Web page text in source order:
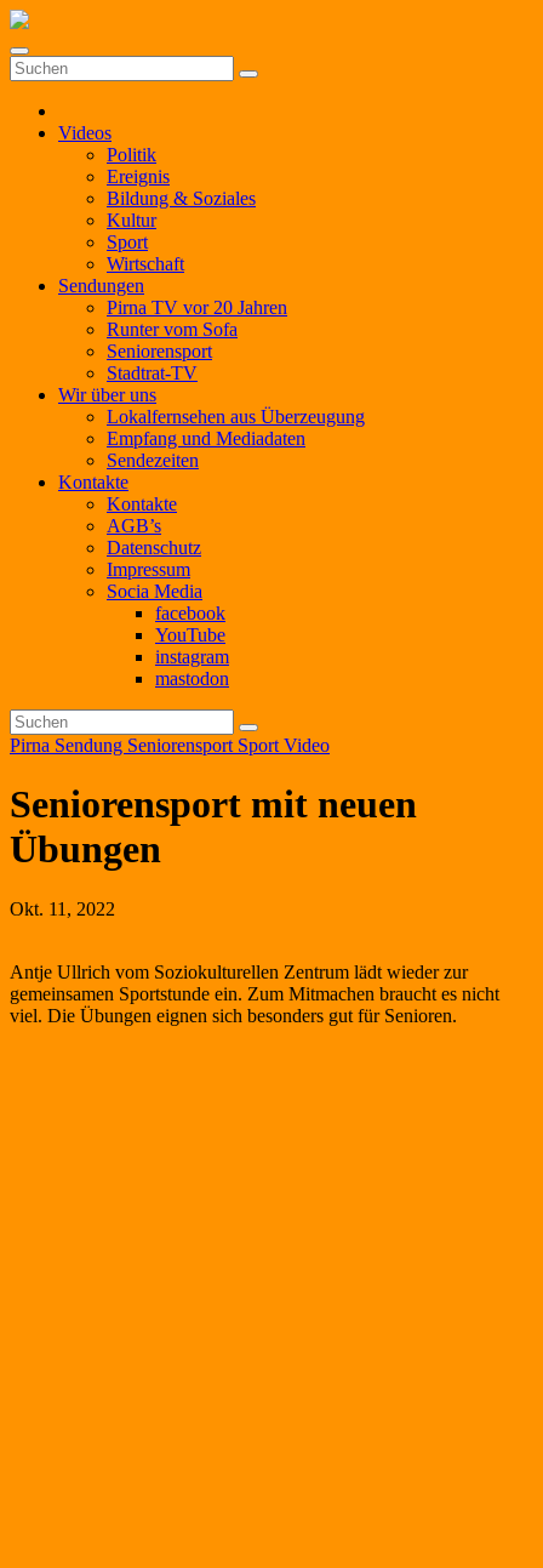
Zum
springen
Videos
Politik
Ereignis
Bildung & Soziales
Kultur
Sport
Wirtschaft
Sendungen
Pirna TV vor 20 Jahren
Runter vom Sofa
Seniorensport
Stadtrat-TV
Wir über uns
Lokalfernsehen aus Überzeugung
Empfang und Mediadaten
Sendezeiten
Kontakte
Kontakte
AGB’s
Datenschutz
Impressum
Socia Media
facebook
YouTube
instagram
mastodon
Pirna Sendung Seniorensport Sport Video
Seniorensport mit neuen
Übungen
Okt. 11, 2022
Antje Ullrich vom Soziokulturellen Zentrum lädt wieder zur
gemeinsamen Sportstunde ein. Zum Mitmachen braucht es nicht
viel. Die Übungen eignen sich besonders gut für Senioren.